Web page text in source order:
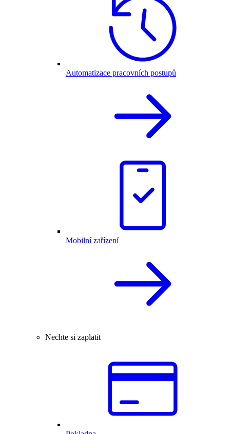
Automatizace pracovních postupů
Mobilní zařízení
Nechte si zaplatit